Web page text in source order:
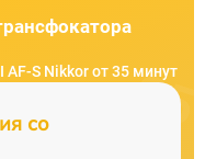
AF-S Nikkor от 35 минут
со